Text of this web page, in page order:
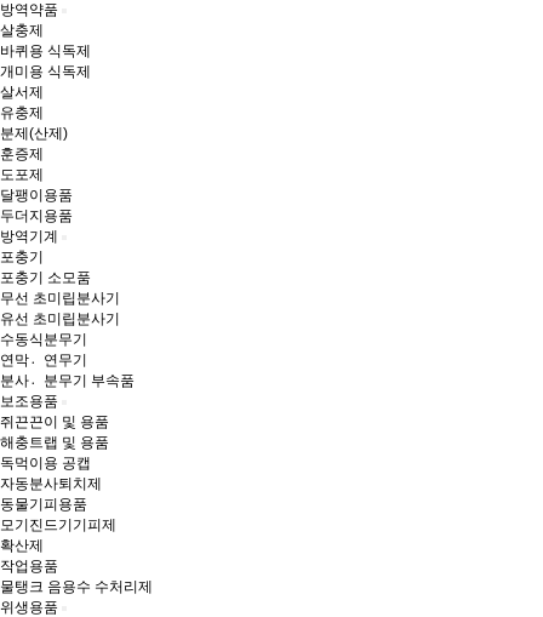
방역약품
살충제
바퀴용 식독제
개미용 식독제
살서제
유충제
분제(산제)
훈증제
도포제
달팽이용품
두더지용품
방역기계
포충기
포충기 소모품
무선 초미립분사기
유선 초미립분사기
수동식분무기
연막연〮무기
분사분〮무기 부속품
보조용품
쥐끈끈이 및 용품
해충트랩 및 용품
독먹이용 공캡
자동분사퇴치제
동물기피용품
모기진드기기피제
확산제
작업용품
물탱크 음용수 수처리제
위생용품